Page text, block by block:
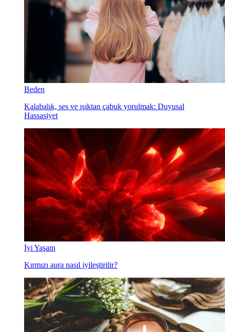
Beden
Kalabalık, ses ve ışıktan çabuk yorulmak: Duyusal
Hassasiyet
İyi Yaşam
Kırmızı aura nasıl iyileştirilir?